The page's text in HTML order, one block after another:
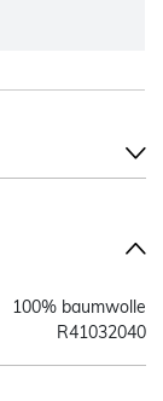
100% baumwolle
R41032040